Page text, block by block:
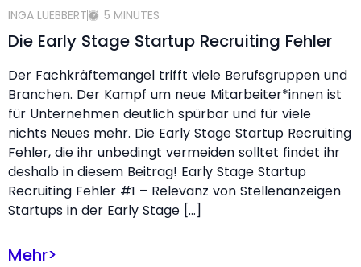
INGA LUEBBERT 5 MINUTES
Die Early Stage Startup Recruiting Fehler
Der Fachkräftemangel trifft viele Berufsgruppen und
Branchen. Der Kampf um neue Mitarbeiter*innen ist
für Unternehmen deutlich spürbar und für viele
nichts Neues mehr. Die Early Stage Startup Recruiting
Fehler, die ihr unbedingt vermeiden solltet findet ihr
deshalb in diesem Beitrag! Early Stage Startup
Recruiting Fehler #1 – Relevanz von Stellenanzeigen
Startups in der Early Stage […]
Mehr>